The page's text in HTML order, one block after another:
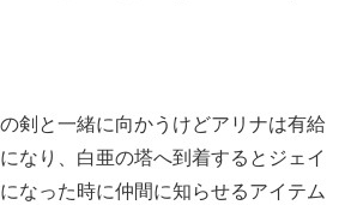
剣と一緒に向かうけどアリナは有給
なり、白亜の塔へ到着するとジェイ
なった時に仲間に知らせるアイテム